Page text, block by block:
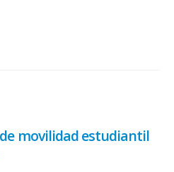
movilidad estudiantil